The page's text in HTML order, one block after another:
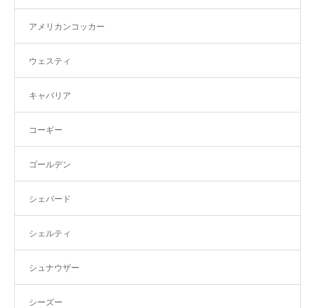
アメリカンコッカー
ウェスティ
キャバリア
コーギー
ゴールデン
シェパード
シェルティ
シュナウザー
シーズー